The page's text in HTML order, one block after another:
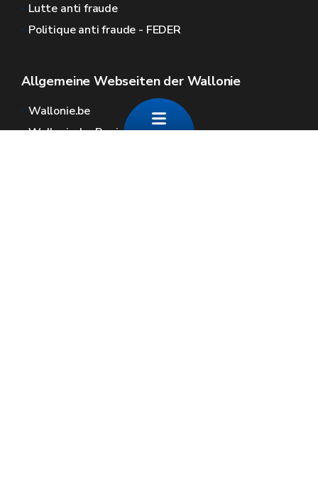
Lutte anti fraude
Politique anti fraude - FEDER
Allgemeine Webseiten der Wallonie
Wallonie.be
Wallonische Regierung